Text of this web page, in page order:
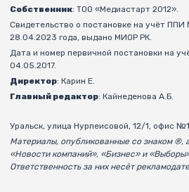
Собственник: ТОО «Медиастарт 2012».
Свидетельство о постановке на учёт
28.04.2023 года, выдано МИОР РК.
Дата и номер первичной постановки на
04.05.2017.
Директор: Карин Е.
Главный редактор: Кайнеденова А.Б.
Уральск, улица Нурпеисовой, 12/1, офис
Материалы, опубликованные со знаком ®,
«Новости компаний», «Бизнес» и
Ответственность за них несёт